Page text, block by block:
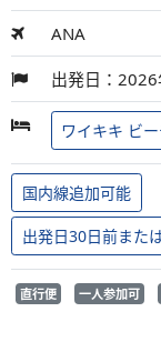
ANA
出発日：
ワイキキ ビ
国内線追加可能
出発日30日前また
直行便 一人参加可